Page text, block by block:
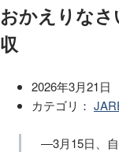
おかえりなさ
収
2026年3月21日
カテゴリ：
―3月15日、